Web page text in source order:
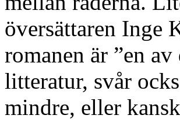
översättaren Inge
romanen är ”en
litteratur, svår
mindre, eller